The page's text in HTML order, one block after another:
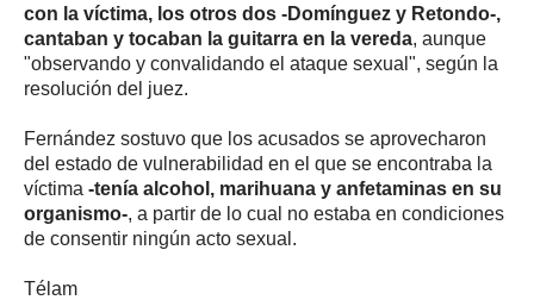
con la víctima, los otros dos -Domínguez y Retondo-,
cantaban y tocaban la guitarra en la vereda, aunque
"observando y convalidando el ataque sexual", según la
resolución del juez.
Fernández sostuvo que los acusados se aprovecharon
del estado de vulnerabilidad en el que se encontraba la
víctima -tenía alcohol, marihuana y anfetaminas en su
organismo-, a partir de lo cual no estaba en condiciones
de consentir ningún acto sexual.
Télam